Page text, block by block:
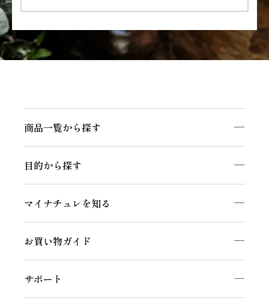
商品一覧から探す
目的から探す
マイナチュレを知る
お買い物ガイド
サポート